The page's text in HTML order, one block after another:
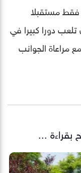
فقط مستقبلا
تلعب دورا كبيرا في
مراعاة الجوانب
...